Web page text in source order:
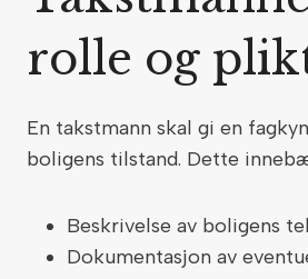
rolle og
En takstmann skal gi en
boligens tilstand. Dette
Beskrivelse av boligens
Dokumentasjon av